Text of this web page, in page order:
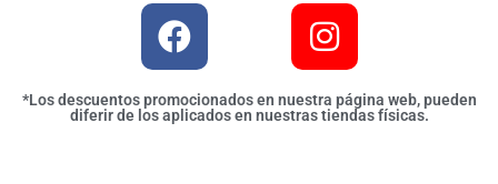
*Los descuentos promocionados en nuestra página web, pueden
diferir de los aplicados en nuestras tiendas físicas.